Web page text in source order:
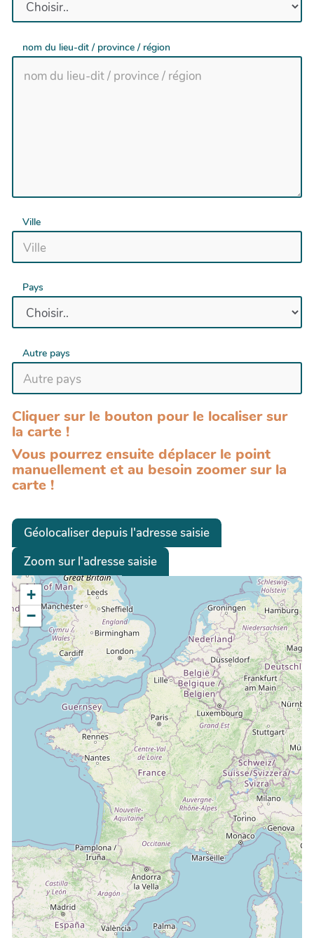
nom du lieu-dit / province / région
Ville
Pays
Autre pays
Cliquer sur le bouton pour le localiser sur
la carte !
Vous pourrez ensuite déplacer le point
manuellement et au besoin zoomer sur la
carte !
Géolocaliser depuis l'adresse saisie
Zoom sur l'adresse saisie
+
−